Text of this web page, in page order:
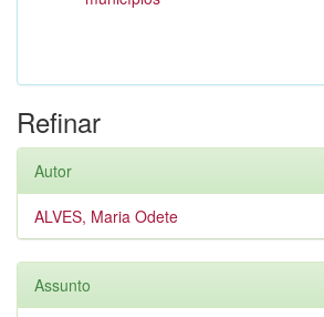
Refinar
Autor
ALVES, Maria Odete
Assunto